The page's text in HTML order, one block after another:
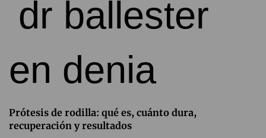
Prótesis de rodilla: qué es, cuánto dura,
recuperación y resultados